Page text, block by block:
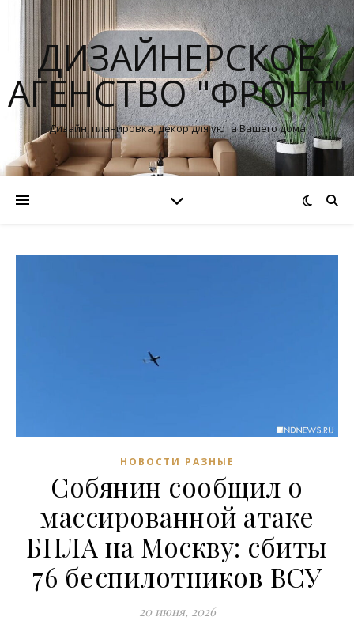
ДИЗАЙНЕРСКОЕ
АГЕНСТВО "ФРОНТ"
Дизайн, планировка, декор для уюта Вашего дома
НОВОСТИ РАЗНЫЕ
Собянин сообщил о
массированной атаке
БПЛА на Москву: сбиты
76 беспилотников ВСУ
20 июня, 2026